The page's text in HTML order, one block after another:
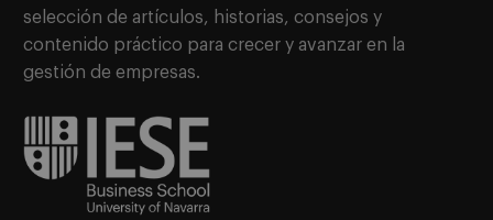
selección de artículos, historias, consejos y
contenido práctico para crecer y avanzar en la
gestión de empresas.